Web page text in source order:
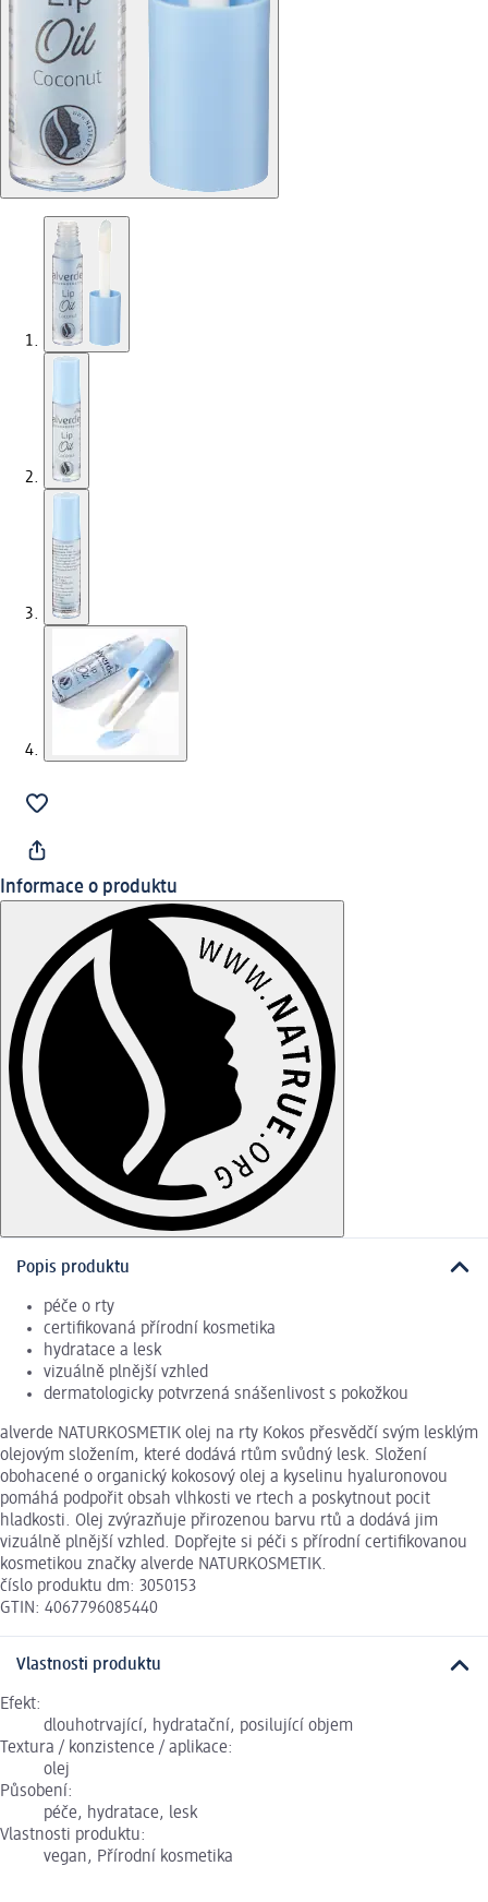
Informace o produktu
Popis produktu
péče o rty
certifikovaná přírodní kosmetika
hydratace a lesk
vizuálně plnější vzhled
dermatologicky potvrzená snášenlivost s pokožkou
alverde NATURKOSMETIK olej na rty Kokos přesvědčí svým lesklým
olejovým složením, které dodává rtům svůdný lesk. Složení
obohacené o organický kokosový olej a kyselinu hyaluronovou
pomáhá podpořit obsah vlhkosti ve rtech a poskytnout pocit
hladkosti. Olej zvýrazňuje přirozenou barvu rtů a dodává jim
vizuálně plnější vzhled. Dopřejte si péči s přírodní certifikovanou
kosmetikou značky alverde NATURKOSMETIK.
číslo produktu dm: 3050153
GTIN: 4067796085440
Vlastnosti produktu
Efekt:
dlouhotrvající, hydratační, posilující objem
Textura / konzistence / aplikace:
olej
Působení:
péče, hydratace, lesk
Vlastnosti produktu:
vegan, Přírodní kosmetika